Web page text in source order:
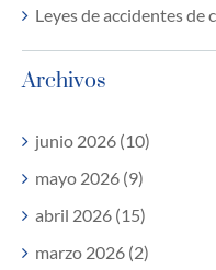
Leyes de accidentes de
Archivos
junio 2026 (10)
mayo 2026 (9)
abril 2026 (15)
marzo 2026 (2)